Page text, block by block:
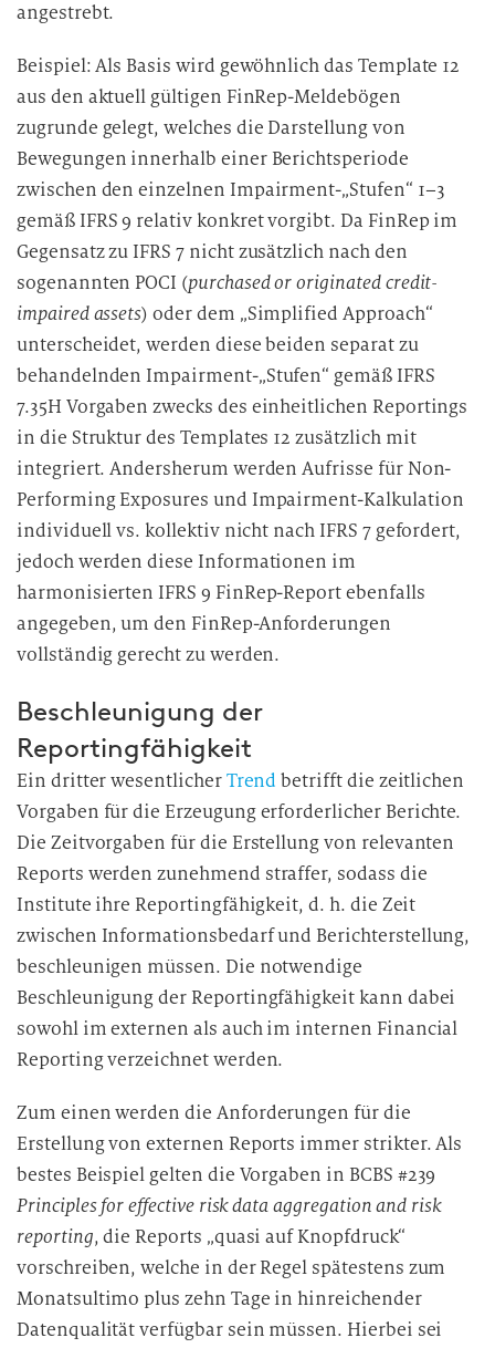
angestrebt.
Beispiel: Als Basis wird gewöhnlich das Template 12
aus den aktuell gültigen FinRep-Meldebögen
zugrunde gelegt, welches die Darstellung von
Bewegungen innerhalb einer Berichtsperiode
zwischen den einzelnen Impairment-„Stufen“ 1–3
gemäß IFRS 9 relativ konkret vorgibt. Da FinRep im
Gegensatz zu IFRS 7 nicht zusätzlich nach den
sogenannten POCI (purchased or originated credit-
impaired assets) oder dem „Simplified Approach“
unterscheidet, werden diese beiden separat zu
behandelnden Impairment-„Stufen“ gemäß IFRS
7.35H Vorgaben zwecks des einheitlichen Reportings
in die Struktur des Templates 12 zusätzlich mit
integriert. Andersherum werden Aufrisse für Non-
Performing Exposures und Impairment-Kalkulation
individuell vs. kollektiv nicht nach IFRS 7 gefordert,
jedoch werden diese Informationen im
harmonisierten IFRS 9 FinRep-Report ebenfalls
angegeben, um den FinRep-Anforderungen
vollständig gerecht zu werden.
Beschleunigung der
Reportingfähigkeit
Ein dritter wesentlicherTrend betrifft die zeitlichen
Vorgaben für die Erzeugung erforderlicher Berichte.
Die Zeitvorgaben für die Erstellung von relevanten
Reports werden zunehmend straffer, sodass die
Institute ihre Reportingfähigkeit, d. h. die Zeit
zwischen Informationsbedarf und Berichterstellung,
beschleunigen müssen. Die notwendige
Beschleunigung der Reportingfähigkeit kann dabei
sowohl im externen als auch im internen Financial
Reporting verzeichnet werden.
Zum einen werden die Anforderungen für die
Erstellung von externen Reports immer strikter. Als
bestes Beispiel gelten die Vorgaben in BCBS #239
Principles for effective risk data aggregation and risk
reporting, die Reports „quasi auf Knopfdruck“
vorschreiben, welche in der Regel spätestens zum
Monatsultimo plus zehn Tage in hinreichender
Datenqualität verfügbar sein müssen. Hierbei sei